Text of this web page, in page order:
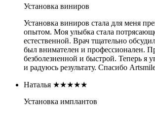
Установка виниров
Установка виниров стала для меня
опытом. Моя улыбка стала
естественной. Врач тщательно
был внимателен и профессионален.
безболезненной и быстрой. Теперь я
и радуюсь результату. Спасибо
Наталья ★★★★★
Установка имплантов